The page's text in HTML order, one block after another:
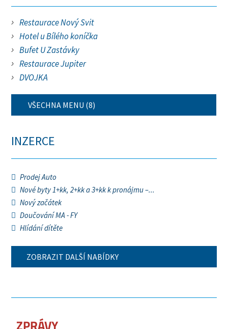
Restaurace Nový Svit
Hotel u Bílého koníčka
Bufet U Zastávky
Restaurace Jupiter
DVOJKA
VŠECHNA MENU (8)
INZERCE
Prodej Auto
Nové byty 1+kk, 2+kk a 3+kk k pronájmu –...
Nový začátek
Doučování MA - FY
Hlídání dítěte
ZOBRAZIT DALŠÍ NABÍDKY